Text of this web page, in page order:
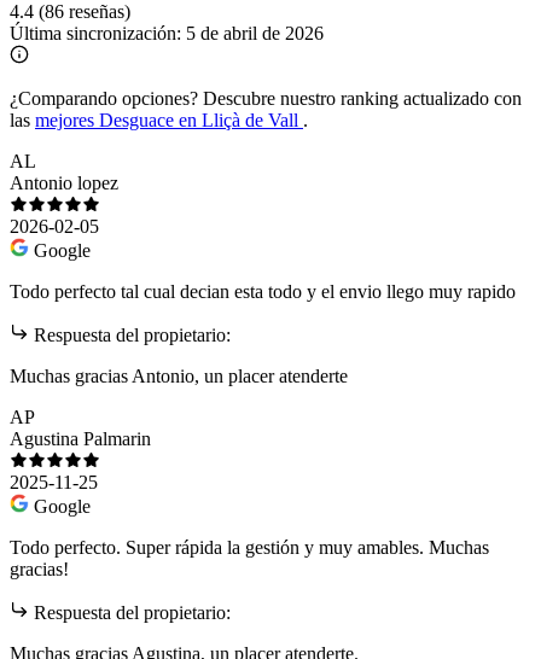
4.4 (86 reseñas)
Última sincronización: 5 de abril de 2026
¿Comparando opciones? Descubre nuestro ranking actualizado con
las mejores Desguace en Lliçà de Vall .
AL
Antonio lopez
2026-02-05
Google
Todo perfecto tal cual decian esta todo y el envio llego muy rapido
Respuesta del propietario:
Muchas gracias Antonio, un placer atenderte
AP
Agustina Palmarin
2025-11-25
Google
Todo perfecto. Super rápida la gestión y muy amables. Muchas
gracias!
Respuesta del propietario:
Muchas gracias Agustina, un placer atenderte.